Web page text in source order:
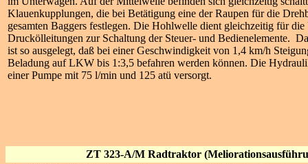
Klauenkupplungen, die bei Betätigung eine der Raupen für die
gesamten Baggers festlegen. Die Hohlwelle dient gleichzeitig für
Druckölleitungen zur Schaltung der Steuer- und Bedienelemente.
ist so ausgelegt, daß bei einer Geschwindigkeit von 1,4 km/h
Beladung auf LKW bis 1:3,5 befahren werden können. Die
einer Pumpe mit 75 l/min und 125 atü versorgt.
ZT 323-A/M Radtraktor